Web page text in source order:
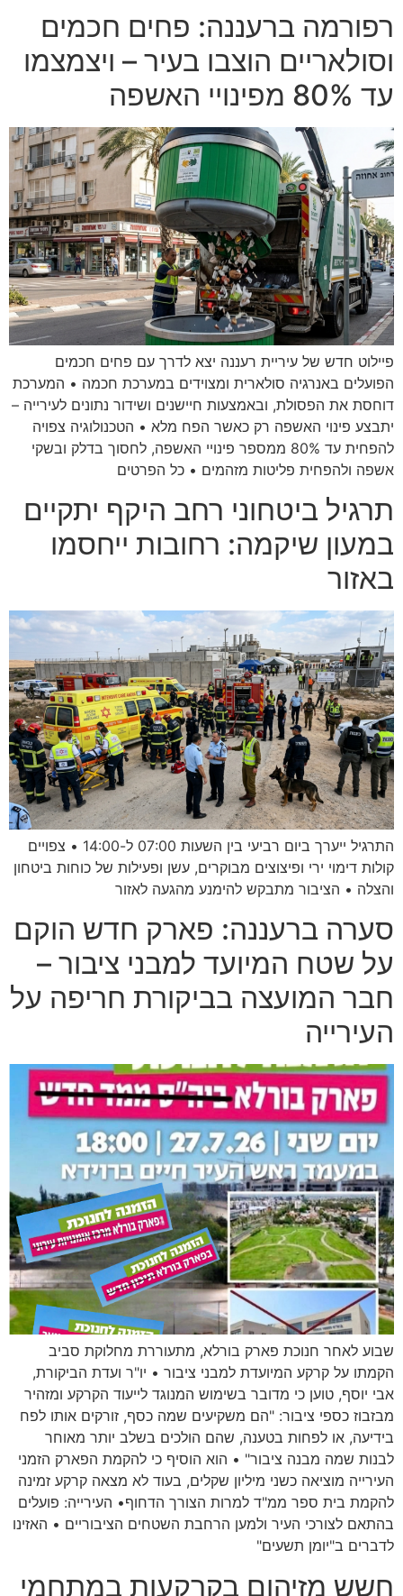
רפורמה ברעננה: פחים חכמים
וסולאריים הוצבו בעיר – ויצמצמו
עד 80% מפינויי האשפה
פיילוט חדש של עיריית רעננה יצא לדרך עם פחים חכמים
הפועלים באנרגיה סולארית ומצוידים במערכת חכמה • המערכת
דוחסת את הפסולת, ובאמצעות חיישנים ושידור נתונים לעירייה –
יתבצע פינוי האשפה רק כאשר הפח מלא • הטכנולוגיה צפויה
להפחית עד 80% ממספר פינויי האשפה, לחסוך בדלק ובשקי
אשפה ולהפחית פליטות מזהמים • כל הפרטים
תרגיל ביטחוני רחב היקף יתקיים
במעון שיקמה: רחובות ייחסמו
באזור
התרגיל ייערך ביום רביעי בין השעות 07:00 ל-14:00 • צפויים
קולות דימוי ירי ופיצוצים מבוקרים, עשן ופעילות של כוחות ביטחון
והצלה • הציבור מתבקש להימנע מהגעה לאזור
סערה ברעננה: פארק חדש הוקם
על שטח המיועד למבני ציבור –
חבר המועצה בביקורת חריפה על
העירייה
שבוע לאחר חנוכת פארק בורלא, מתעוררת מחלוקת סביב
הקמתו על קרקע המיועדת למבני ציבור • יו"ר ועדת הביקורת,
אבי יוסף, טוען כי מדובר בשימוש המנוגד לייעוד הקרקע ומזהיר
מבזבוז כספי ציבור: "הם משקיעים שמה כסף, זורקים אותו לפח
בידיעה, או לפחות בטענה, שהם הולכים בשלב יותר מאוחר
לבנות שמה מבנה ציבור" • הוא הוסיף כי להקמת הפארק הזמני
העירייה מוציאה כשני מיליון שקלים, בעוד לא מצאה קרקע זמינה
להקמת בית ספר ממ"ד למרות הצורך הדחוף• העירייה: פועלים
בהתאם לצורכי העיר ולמען הרחבת השטחים הציבוריים • האזינו
לדברים ב"יומן תשעים"
חשש מזיהום בקרקעות במתחמי